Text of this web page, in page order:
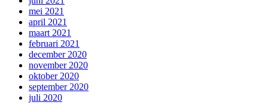
mei 2021
april 2021
maart 2021
februari 2021
december 2020
november 2020
oktober 2020
september 2020
juli 2020